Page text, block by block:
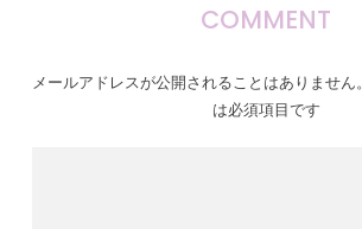
COMMENT
メールアドレスが公開されることはありません。
は必須項目です